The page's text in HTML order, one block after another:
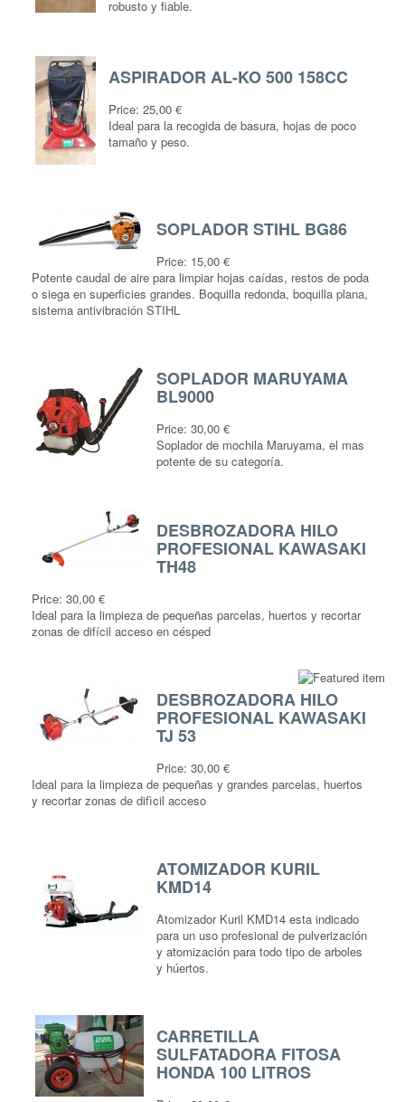
robusto y fiable.
ASPIRADOR AL-KO 500 158CC
Price: 25,00 €
Ideal para la recogida de basura, hojas de poco
tamaño y peso.
SOPLADOR STIHL BG86
Price: 15,00 €
Potente caudal de aire para limpiar hojas caídas, restos de poda
o siega en superficies grandes. Boquilla redonda, boquilla plana,
sistema antivibración STIHL
SOPLADOR MARUYAMA
BL9000
Price: 30,00 €
Soplador de mochila Maruyama, el mas
potente de su categoría.
DESBROZADORA HILO
PROFESIONAL KAWASAKI
TH48
Price: 30,00 €
Ideal para la limpieza de pequeñas parcelas, huertos y recortar
zonas de difícil acceso en césped
DESBROZADORA HILO
PROFESIONAL KAWASAKI
TJ 53
Price: 30,00 €
Ideal para la limpieza de pequeñas y grandes parcelas, huertos
y recortar zonas de difìcil acceso
ATOMIZADOR KURIL
KMD14
Atomizador Kuril KMD14 esta indicado
para un uso profesional de pulverización
y atomización para todo tipo de arboles
y húertos.
CARRETILLA
SULFATADORA FITOSA
HONDA 100 LITROS